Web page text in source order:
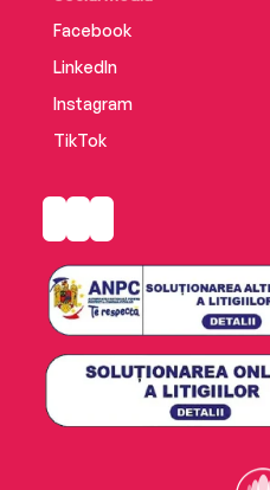
Facebook
LinkedIn
Instagram
TikTok